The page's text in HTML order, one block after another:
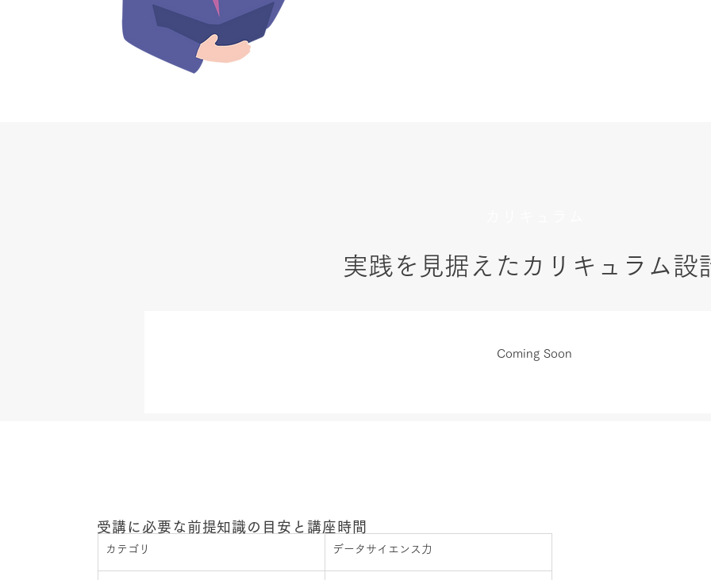
実践を見据えたカリキュラム設
Coming Soon
カテゴリ データサイエンス力
受講に必要な前提知識の目安と講座時間